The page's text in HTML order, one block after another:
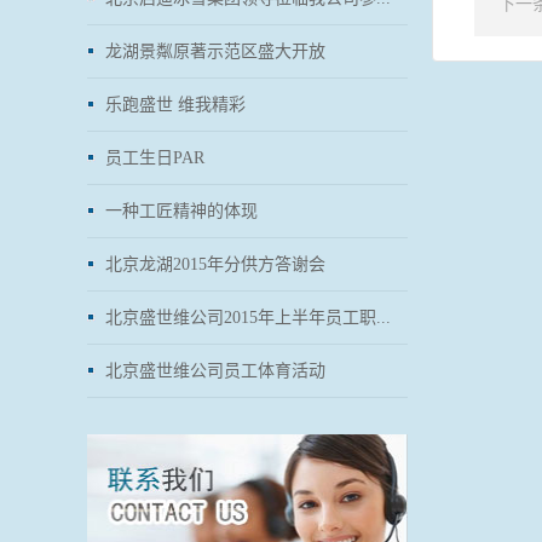
龙湖景粼原著示范区盛大开放
乐跑盛世 维我精彩
员工生日PAR
一种工匠精神的体现
北京龙湖2015年分供方答谢会
北京盛世维公司2015年上半年员工职...
北京盛世维公司员工体育活动
下一